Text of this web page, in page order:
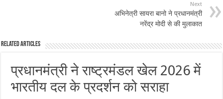
Next
अभिनेत्री सायरा बानो ने प्रधानमंत्री
नरेंद्र मोदी से की मुलाकात
Related Articles
प्रधानमंत्री ने राष्ट्रमंडल खेल 2026 में
भारतीय दल के प्रदर्शन को सराहा